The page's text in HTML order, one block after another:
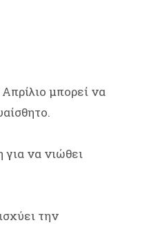
μπορεί να
για να νιώθει
την